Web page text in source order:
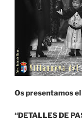
Os presentamos
“DETALLES DE